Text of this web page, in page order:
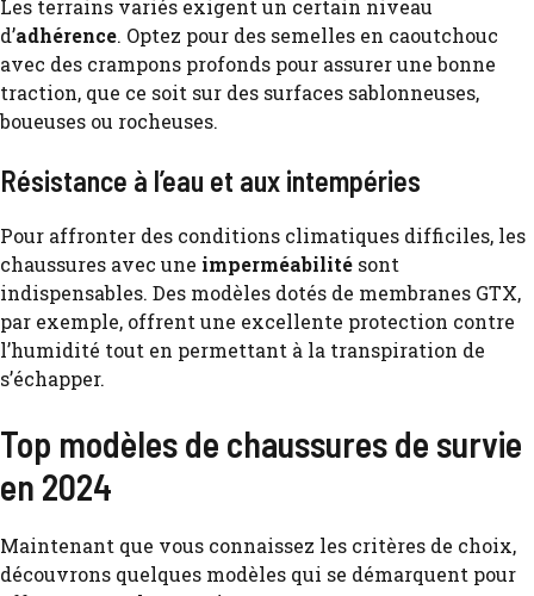
Les terrains variés exigent un certain niveau
d’adhérence. Optez pour des semelles en caoutchouc
avec des crampons profonds pour assurer une bonne
traction, que ce soit sur des surfaces sablonneuses,
boueuses ou rocheuses.
Résistance à l’eau et aux intempéries
Pour affronter des conditions climatiques difficiles, les
chaussures avec une imperméabilité sont
indispensables. Des modèles dotés de membranes GTX,
par exemple, offrent une excellente protection contre
l’humidité tout en permettant à la transpiration de
s’échapper.
Top modèles de chaussures de survie
en 2024
Maintenant que vous connaissez les critères de choix,
découvrons quelques modèles qui se démarquent pour